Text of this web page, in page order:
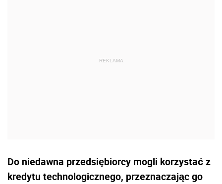
Do niedawna przedsiębiorcy mogli korzystać z
kredytu technologicznego, przeznaczając go